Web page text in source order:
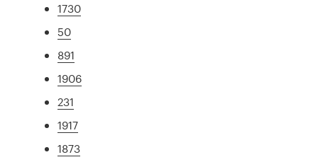
1730
50
891
1906
231
1917
1873